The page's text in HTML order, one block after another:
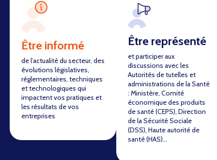
Être informé
de l’actualité du secteur, des
évolutions législatives,
réglementaires, techniques
et technologiques qui
impactent vos pratiques et
les résultats de vos
entreprises
Être représenté
et participer aux
discussions avec les
Autorités de tutelles et
administrations de la Santé
: Ministère, Comité
économique des produits
de santé (CEPS), Direction
de la Sécurité Sociale
(DSS), Haute autorité de
santé (HAS)…